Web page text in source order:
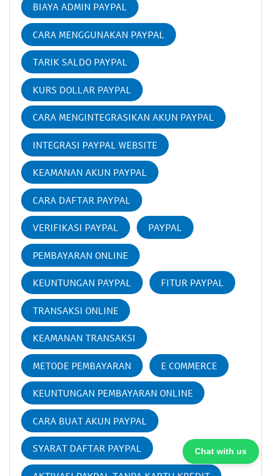
BIAYA ADMIN PAYPAL
CARA MENGGUNAKAN PAYPAL
TARIK SALDO PAYPAL
KURS DOLLAR PAYPAL
CARA MENGINTEGRASIKAN AKUN PAYPAL
INTEGRASI PAYPAL WEBSITE
KEAMANAN AKUN PAYPAL
CARA DAFTAR PAYPAL
VERIFIKASI PAYPAL PAYPAL
PEMBAYARAN ONLINE
KEUNTUNGAN PAYPAL FITUR PAYPAL
TRANSAKSI ONLINE
KEAMANAN TRANSAKSI
METODE PEMBAYARAN E COMMERCE
KEUNTUNGAN PEMBAYARAN ONLINE
CARA BUAT AKUN PAYPAL
SYARAT DAFTAR PAYPAL Chat with us